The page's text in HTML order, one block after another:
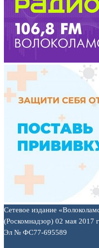
Сетевое издание
(Роскомнадзор) 02 мая 2017
Эл № ФС77-695589